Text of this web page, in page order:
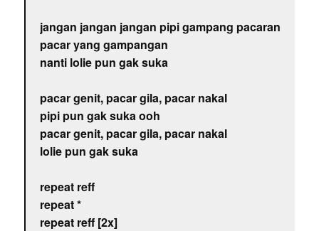
jangan jangan jangan pipi gampang pacaran
pacar yang gampangan
nanti lolie pun gak suka
pacar genit, pacar gila, pacar nakal
pipi pun gak suka ooh
pacar genit, pacar gila, pacar nakal
lolie pun gak suka
repeat reff
repeat *
repeat reff [2x]